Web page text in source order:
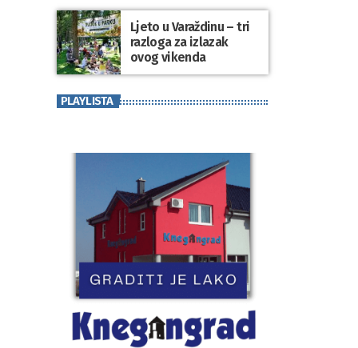
Ljeto u Varaždinu – tri
razloga za izlazak
ovog vikenda
PLAYLISTA